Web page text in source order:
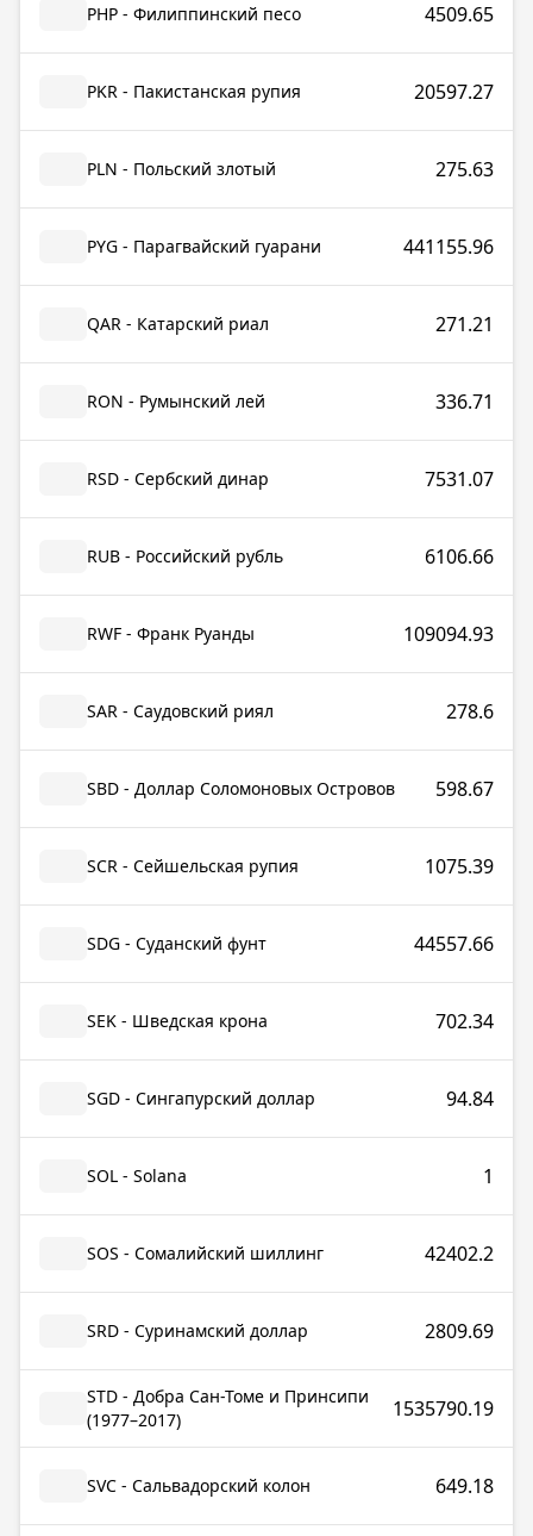
PHP - Филиппинский песо 4509.65
PKR - Пакистанская рупия 20597.27
PLN - Польский злотый 275.63
PYG - Парагвайский гуарани 441155.96
QAR - Катарский риал 271.21
RON - Румынский лей 336.71
RSD - Сербский динар 7531.07
RUB - Российский рубль 6106.66
RWF - Франк Руанды 109094.93
SAR - Саудовский риял 278.6
SBD - Доллар Соломоновых Островов 598.67
SCR - Сейшельская рупия 1075.39
SDG - Суданский фунт 44557.66
SEK - Шведская крона 702.34
SGD - Сингапурский доллар 94.84
SOL - Solana 1
SOS - Сомалийский шиллинг 42402.2
SRD - Суринамский доллар 2809.69
STD - Добра Сан-Томе и Принсипи
(1977–2017)
1535790.19
SVC - Сальвадорский колон 649.18